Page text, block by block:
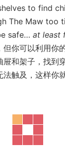
to find
The Maw too
safe… at least
你可以利用你
屉和架子，找到
触及，这样你